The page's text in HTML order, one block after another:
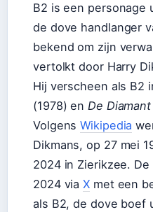
B2 is een personage
de dove handlanger
bekend om zijn
vertolkt door Harry
Hij verscheen als B2
(1978) enDe Diamant
VolgensWikipedia
Dikmans, op 27 mei
2024 in Zierikzee.
2024 viaX met een
als B2, de dove boef